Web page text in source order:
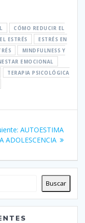
CÓMO REDUCIR EL
ESTRÉS
ESTRÉS EN
MINDFULNESS Y
EMOCIONAL
TERAPIA PSICOLÓGICA
Siguiente
entrada:
AUTOESTIMA
ADOLESCENCIA
Buscar